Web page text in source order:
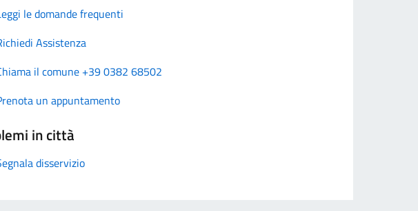
le domande frequenti
Assistenza
il comune +39 0382 68502
un appuntamento
in città
disservizio